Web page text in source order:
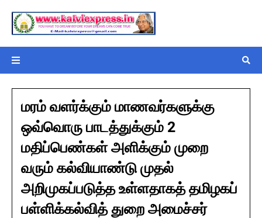
மரம் வளர்க்கும் மாணவர்களுக்கு
ஒவ்வொரு பாடத்துக்கும் 2
மதிப்பெண்கள் அளிக்கும் முறை
வரும் கல்வியாண்டு முதல்
அறிமுகப்படுத்த உள்ளதாகத் தமிழகப்
பள்ளிக்கல்வித் துறை அமைச்சர்